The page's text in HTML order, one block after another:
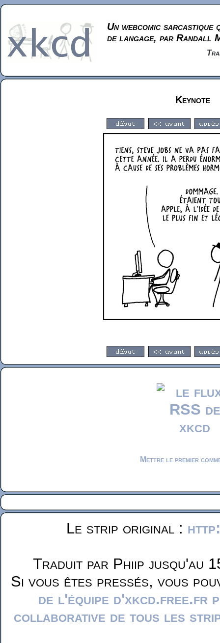
Un webcomic sarcastique
de langage, par Randall
Keynote
Mettre le premier
Le strip original :
Traduit par Phiip jusqu'au
Si vous êtes pressés, vous
de l'équipe d'xkcd.free.fr
collaborative de tous les